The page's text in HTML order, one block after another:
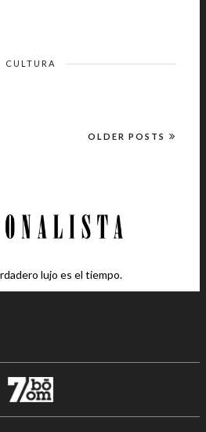
CULTURA
OLDER POSTS
lujo es el tiempo.